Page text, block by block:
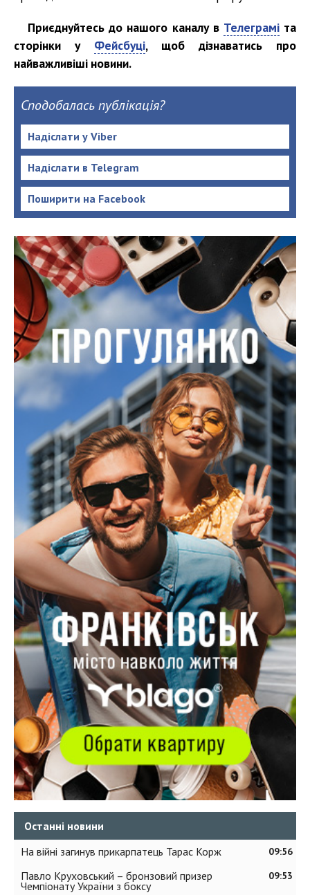
Приєднуйтесь до нашого каналу в Телеграміта
сторінки у Фейсбуці, щоб дізнаватись про
найважливіші новини.
Сподобалась публікація?
Надіслати у Viber
Надіслати в Telegram
Поширити на Facebook
Останні новини
09:56
На війні загинув прикарпатець Тарас Корж
09:53
Павло Круховський – бронзовий призер
Чемпіонату України з боксу